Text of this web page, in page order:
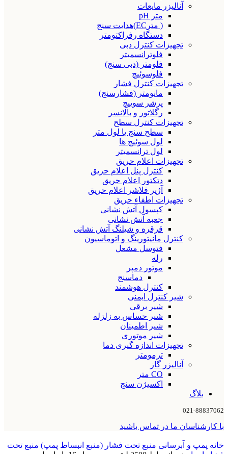
آنالیزر مایعات
متر pH
( مترEC)هدایت سنج
دستگاه رفراکتومتر
تجهیزات کنترل دبی
فلوترانسمیتر
فلومتر (دبی سنج)
فلوسوئیچ
تجهیزات کنترل فشار
مانومتر (فشارسنج)
پرشر سوییچ
رگلاتور و بالانسر
تجهیزات کنترل سطح
سطح سنج یا لول متر
لول سوئیچ ها
لول ترانسمیتر
تجهیزات اعلام حریق
کنترل پنل اعلام حریق
دتکتور اعلام حریق
آژیر فلاشر اعلام حریق
تجهیزات اطفاء حریق
کپسول آتش نشانی
جعبه آتش نشانی
قرقره و شیلنگ آتش نشانی
کنترل مانیتورینگ و اتوماسیون
فتوسل مشعل
رله
موتور دمپر
دماسنج
کنترل هوشمند
شیر کنترل ایمنی
شیر برقی
شیر حساس به زلزله
شیر اطمینان
شیر موتوری
تجهیزات اندازه گیری دما
ترمومتر
آنالیزر گاز
CO متر
اکسیژن سنج
بلاگ
021-88837062
با کارشناسان ما در تماس باشید
خانه پمپ و آبرسانی منبع تحت فشار (منبع انبساط پمپ) منبع تحت